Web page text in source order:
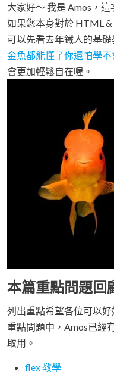
大家好～ 我是 Amos，
如果您本身對於 HTML &
可以先看去年鐵人的基礎
金魚都能懂了你還怕學不
會更加輕鬆自在喔。
本篇重點問題回
列出重點希望各位可以
重點問題中，Amos已經
取用。
flex 教學